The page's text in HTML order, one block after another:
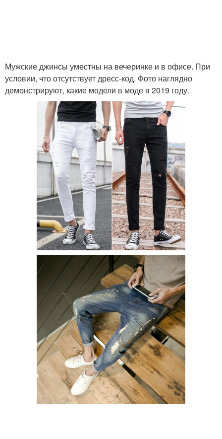
Мужские джинсы уместны на вечеринке и в офисе. При
условии, что отсутствует дресс-код. Фото наглядно
демонстрируют, какие модели в моде в 2019 году.